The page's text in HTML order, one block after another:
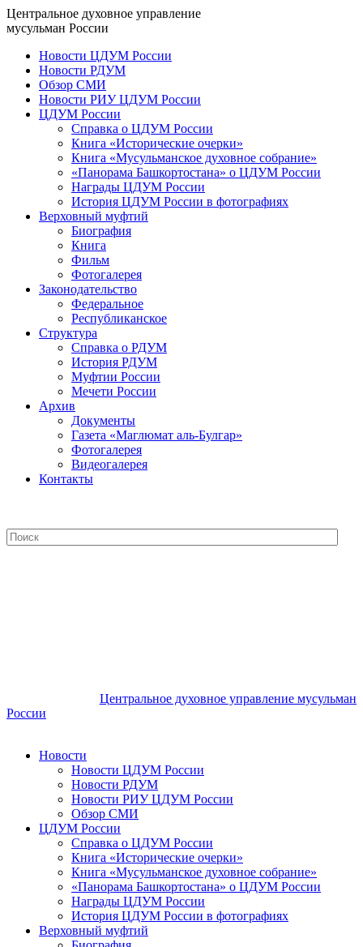
Центральное духовное управление
мусульман России
Новости ЦДУМ России
Новости РДУМ
Обзор СМИ
Новости РИУ ЦДУМ России
ЦДУМ России
Справка о ЦДУМ России
Книга «Исторические очерки»
Книга «Мусульманское духовное собрание»
«Панорама Башкортостана» о ЦДУМ России
Награды ЦДУМ России
История ЦДУМ России в фотографиях
Верховный муфтий
Биография
Книга
Фильм
Фотогалерея
Законодательство
Федеральное
Республиканское
Структура
Справка о РДУМ
История РДУМ
Муфтии России
Мечети России
Архив
Документы
Газета «Маглюмат аль-Булгар»
Фотогалерея
Видеогалерея
Контакты
Центральное духовное управление мусульман
России
Новости
Новости ЦДУМ России
Новости РДУМ
Новости РИУ ЦДУМ России
Обзор СМИ
ЦДУМ России
Справка о ЦДУМ России
Книга «Исторические очерки»
Книга «Мусульманское духовное собрание»
«Панорама Башкортостана» о ЦДУМ России
Награды ЦДУМ России
История ЦДУМ России в фотографиях
Верховный муфтий